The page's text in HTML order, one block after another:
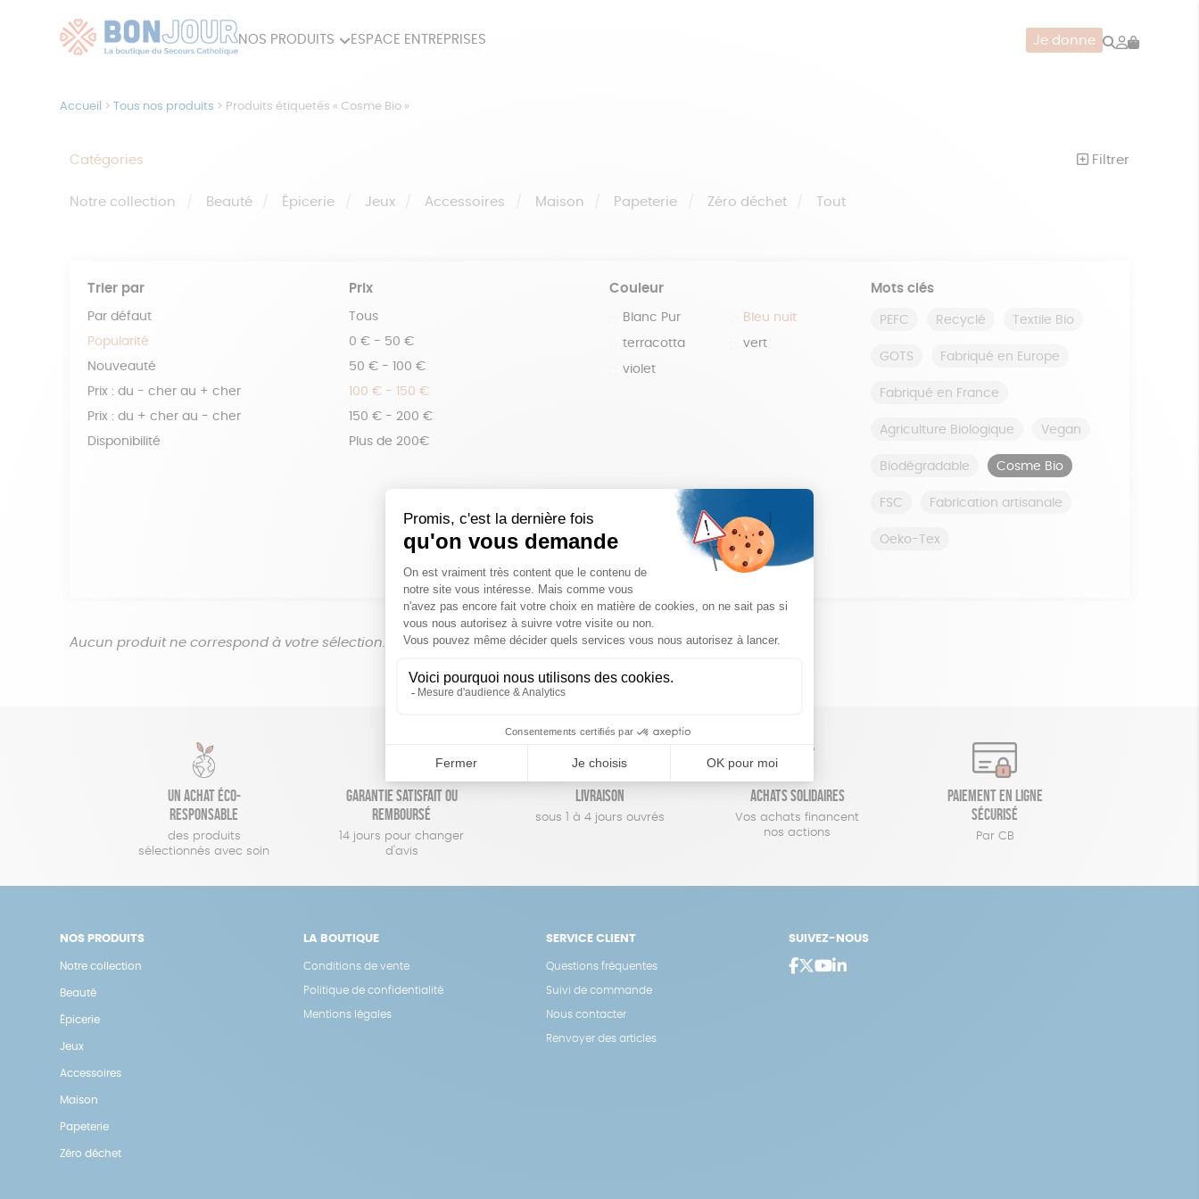
NOS PRODUITS ESPACE ENTREPRISES Je donne Rechercher
Mon
Accueil >Tous nos produits > Produits étiquetés « Cosme Bio »
Catégories Filtrer
Notre collection Beauté Épicerie Jeux Accessoires Maison Papeterie Zéro déchet Tout
Trier par
Par défaut
Popularité
Nouveauté
Prix : du - cher au + cher
Prix : du + cher au - cher
Disponibilité
Prix
Tous
0 € - 50 €
50 € - 100 €
100 € - 150 €
150 € - 200 €
Plus de 200€
Couleur
Blanc Pur Bleu nuit
terracotta vert
violet
Mots clés
PEFC Recyclé Textile Bio
GOTS Fabriqué en Europe
Fabriqué en France
Agriculture Biologique Vegan
Biodégradable Cosme Bio
FSC Fabrication artisanale
Oeko-Tex
réinitialiser les filtres
Aucun produit ne correspond à votre sélection.
Un achat éco-
responsable
des produits
sélectionnés avec soin
Garantie satisfait ou
remboursé
14 jours pour changer
d'avis
Livraison
sous 1 à 4 jours ouvrés
Achats solidaires
Vos achats financent
nos actions
Paiement en ligne
sécurisé
Par CB
NOS PRODUITS
Notre collection
Beauté
Épicerie
Jeux
Accessoires
Maison
Papeterie
Zéro déchet
LA BOUTIQUE
Conditions de vente
Politique de confidentialité
Mentions légales
SERVICE CLIENT
Questions fréquentes
Suivi de commande
Nous contacter
Renvoyer des articles
SUIVEZ-NOUS